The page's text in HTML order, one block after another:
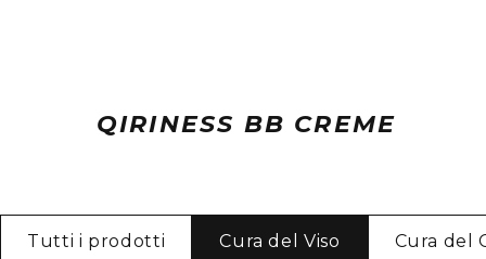
QIRINESS BB CREME
Tutti i prodotti Cura del Viso Cura del